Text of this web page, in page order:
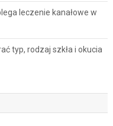
leczenie kanałowe w
typ, rodzaj szkła i okucia